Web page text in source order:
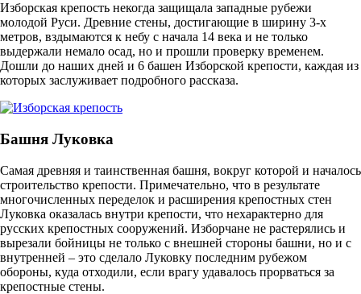
Изборская крепость некогда защищала западные рубежи
молодой Руси. Древние стены, достигающие в ширину 3-х
метров, вздымаются к небу с начала 14 века и не только
выдержали немало осад, но и прошли проверку временем.
Дошли до наших дней и 6 башен Изборской крепости, каждая из
которых заслуживает подробного рассказа.
Башня Луковка
Самая древняя и таинственная башня, вокруг которой и началось
строительство крепости. Примечательно, что в результате
многочисленных переделок и расширения крепостных стен
Луковка оказалась внутри крепости, что нехарактерно для
русских крепостных сооружений. Изборчане не растерялись и
вырезали бойницы не только с внешней стороны башни, но и с
внутренней – это сделало Луковку последним рубежом
обороны, куда отходили, если врагу удавалось прорваться за
крепостные стены.